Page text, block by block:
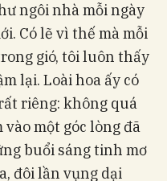
ngôi nhà mỗi ngày
Có lẽ vì thế mà mỗi
gió, tôi luôn thấy
lại. Loài hoa ấy có
riêng: không quá
một góc lòng đã
buổi sáng tinh mơ
đôi lần vụng dại